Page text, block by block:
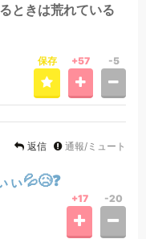
ときは荒れている
保存 +57 -5
返信 通報/ミュート
ぃ💦😥❓
+17 -20